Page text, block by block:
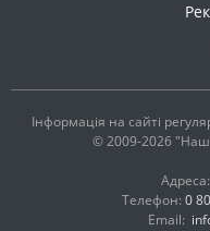
Інформація на сайті
© 2009-2026
Телефон: 0
Email: